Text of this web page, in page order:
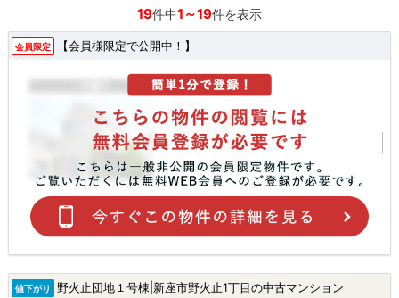
19件中1～19件を表示
会員限定 【会員様限定で公開中！】
値下がり 野火止団地１号棟|新座市野火止1丁目の中古マンション